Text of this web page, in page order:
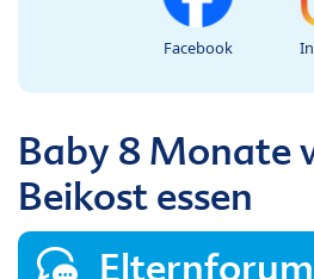
Facebook
Baby 8 Monate
Beikost essen
Elternforum